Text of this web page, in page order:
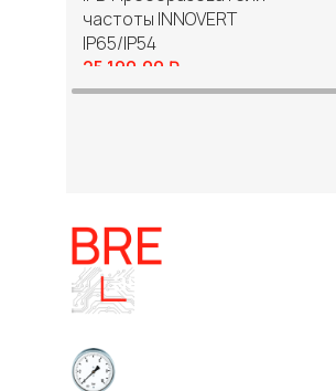
частоты INNOVERT
IP65/IP54
25 190,00 ₽
В корзину